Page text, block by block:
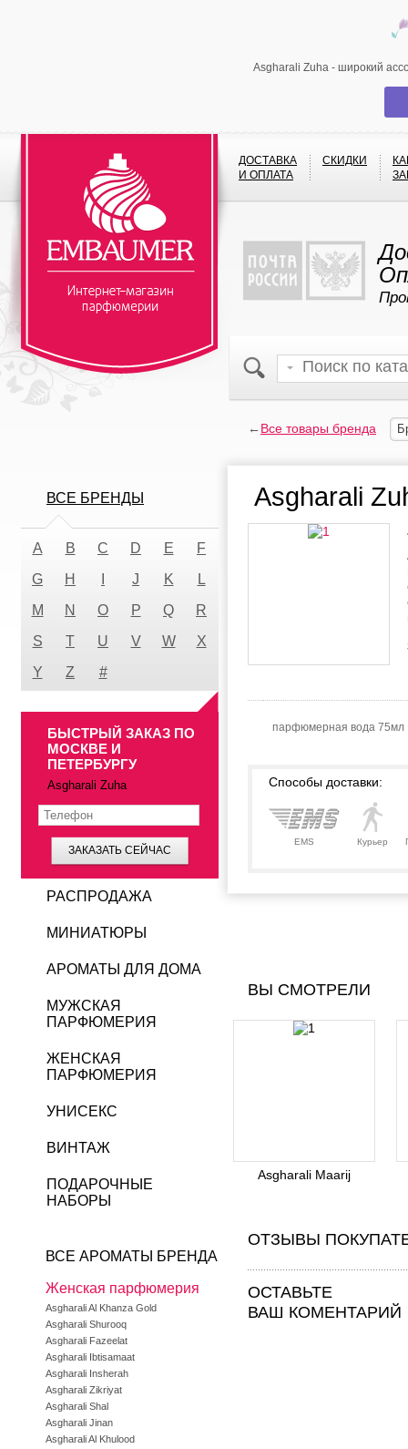
Asgharali Zuha - широкий
ДОСТАВКА
И ОПЛАТА
СКИДКИ
←Все товары бренда
Asgharali
парфюмерная вода 75мл
Способы доставки:
EMS Курьер
ВЫ СМОТРЕЛИ
Asgharali Maarij
ОТЗЫВЫ
ОСТАВЬТЕ
ВАШ КОМЕНТАРИЙ
ВСЕ БРЕНДЫ
A B C D E
F
G
H J K
L
M
N O P Q
R
S
T U V W
X
Y
Z #
БЫСТРЫЙ ЗАКАЗ ПО
МОСКВЕ И
ПЕТЕРБУРГУ
Asgharali Zuha
ЗАКАЗАТЬ СЕЙЧАС
РАСПРОДАЖА
МИНИАТЮРЫ
АРОМАТЫ ДЛЯ ДОМА
МУЖСКАЯ
ПАРФЮМЕРИЯ
ЖЕНСКАЯ
ПАРФЮМЕРИЯ
УНИСЕКС
ВИНТАЖ
ПОДАРОЧНЫЕ
НАБОРЫ
ВСЕ АРОМАТЫ БРЕНДА
Женская парфюмерия
Asgharali Al Khanza Gold
Asgharali Shurooq
Asgharali Fazeelat
Asgharali Ibtisamaat
Asgharali Insherah
Asgharali Zikriyat
Asgharali Shal
Asgharali Jinan
Asgharali Al Khulood